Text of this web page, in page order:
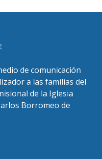
de comunicación
a las familias del
de la Iglesia
Borromeo de